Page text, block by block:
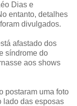
Dias e
entanto, detalhes
divulgados.
afastado dos
síndrome do
aos shows
postaram uma foto
lado das esposas